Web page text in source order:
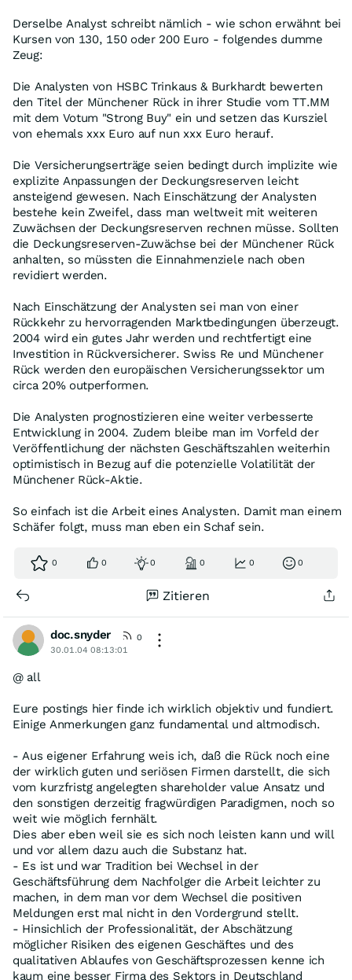
Derselbe Analyst schreibt nämlich - wie schon erwähnt bei
Kursen von 130, 150 oder 200 Euro - folgendes dumme
Zeug:
Die Analysten von HSBC Trinkaus & Burkhardt bewerten
den Titel der Münchener Rück in ihrer Studie vom TT.MM
mit dem Votum "Strong Buy" ein und setzen das Kursziel
von ehemals xxx Euro auf nun xxx Euro herauf.
Die Versicherungserträge seien bedingt durch implizite wie
explizite Anpassungen der Deckungsreserven leicht
ansteigend gewesen. Nach Einschätzung der Analysten
bestehe kein Zweifel, dass man weltweit mit weiteren
Zuwächsen der Deckungsreserven rechnen müsse. Sollten
die Deckungsreserven-Zuwächse bei der Münchener Rück
anhalten, so müssten die Einnahmenziele nach oben
revidiert werden.
Nach Einschätzung der Analysten sei man von einer
Rückkehr zu hervorragenden Marktbedingungen überzeugt.
2004 wird ein gutes Jahr werden und rechtfertigt eine
Investition in Rückversicherer. Swiss Re und Münchener
Rück werden den europäischen Versicherungssektor um
circa 20% outperformen.
Die Analysten prognostizieren eine weiter verbesserte
Entwicklung in 2004. Zudem bleibe man im Vorfeld der
Veröffentlichung der nächsten Geschäftszahlen weiterhin
optimistisch in Bezug auf die potenzielle Volatilität der
Münchener Rück-Aktie.
So einfach ist die Arbeit eines Analysten. Damit man einem
Schäfer folgt, muss man eben ein Schaf sein.
0 0 0 0 0 0
Zitieren
doc.snyder
0
30.01.04 08:13:01
@ all
Eure postings hier finde ich wirklich objektiv und fundiert.
Einige Anmerkungen ganz fundamental und altmodisch.
- Aus eigener Erfahrung weis ich, daß die Rück noch eine
der wirklich guten und seriösen Firmen darstellt, die sich
vom kurzfristg angelegten shareholder value Ansatz und
den sonstigen derzeitig fragwürdigen Paradigmen, noch so
weit wie möglich fernhält.
Dies aber eben weil sie es sich noch leisten kann und will
und vor allem dazu auch die Substanz hat.
- Es ist und war Tradition bei Wechsel in der
Geschäftsführung dem Nachfolger die Arbeit leichter zu
machen, in dem man vor dem Wechsel die positiven
Meldungen erst mal nicht in den Vordergrund stellt.
- Hinsichlich der Professionalität, der Abschätzung
möglicher Risiken des eigenen Geschäftes und des
qualitativen Ablaufes von Geschäftsprozessen kenne ich
kaum eine besser Firma des Sektors in Deutschland